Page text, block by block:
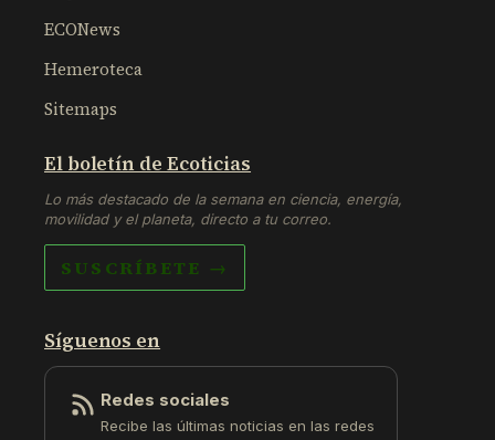
ECONews
Hemeroteca
Sitemaps
El boletín de Ecoticias
Lo más destacado de la semana en ciencia, energía,
movilidad y el planeta, directo a tu correo.
SUSCRÍBETE →
Síguenos en
Redes sociales
Recibe las últimas noticias en las redes